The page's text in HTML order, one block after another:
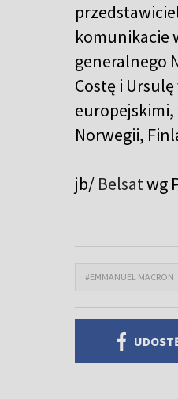
komunikacie
generalnego
Costę i
europejskimi,
Norwegii,
jb/ Belsatwg
#EMMANUEL MACRON